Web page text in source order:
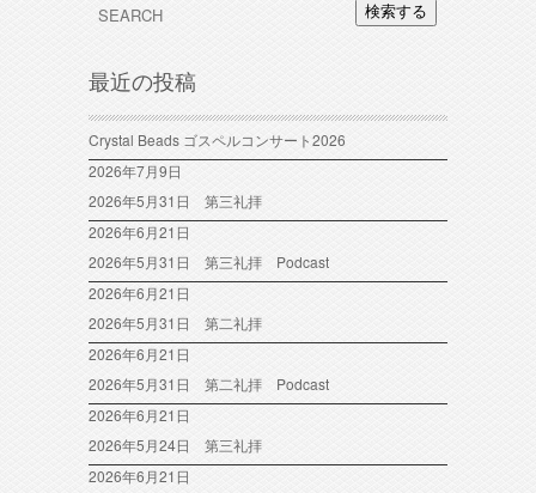
検索する
最近の投稿
Crystal Beads ゴスペルコンサート2026
2026年7月9日
2026年5月31日 第三礼拝
2026年6月21日
2026年5月31日 第三礼拝 Podcast
2026年6月21日
2026年5月31日 第二礼拝
2026年6月21日
2026年5月31日 第二礼拝 Podcast
2026年6月21日
2026年5月24日 第三礼拝
2026年6月21日